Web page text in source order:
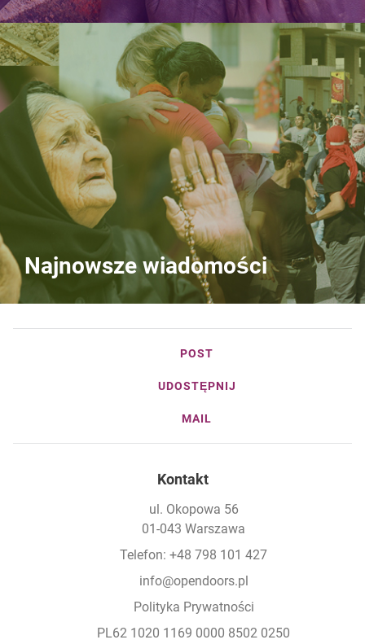
Najnowsze wiadomości
POST
UDOSTĘPNIJ
MAIL
Kontakt
ul. Okopowa 56
01-043 Warszawa
Telefon: +48 798 101 427
info@opendoors.pl
Polityka Prywatności
PL62 1020 1169 0000 8502 0250